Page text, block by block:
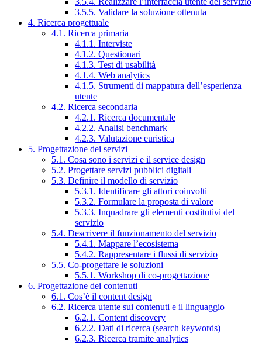
3.5.5. Validare la soluzione ottenuta
4. Ricerca progettuale
4.1. Ricerca primaria
4.1.1. Interviste
4.1.2. Questionari
4.1.3. Test di usabilità
4.1.4. Web analytics
4.1.5. Strumenti di mappatura dell’esperienza
utente
4.2. Ricerca secondaria
4.2.1. Ricerca documentale
4.2.2. Analisi benchmark
4.2.3. Valutazione euristica
5. Progettazione dei servizi
5.1. Cosa sono i servizi e il service design
5.2. Progettare servizi pubblici digitali
5.3. Definire il modello di servizio
5.3.1. Identificare gli attori coinvolti
5.3.2. Formulare la proposta di valore
5.3.3. Inquadrare gli elementi costitutivi del
servizio
5.4. Descrivere il funzionamento del servizio
5.4.1. Mappare l’ecosistema
5.4.2. Rappresentare i flussi di servizio
5.5. Co-progettare le soluzioni
5.5.1. Workshop di co-progettazione
6. Progettazione dei contenuti
6.1. Cos’è il content design
6.2. Ricerca utente sui contenuti e il linguaggio
6.2.1. Content discovery
6.2.2. Dati di ricerca (search keywords)
6.2.3. Ricerca tramite analytics